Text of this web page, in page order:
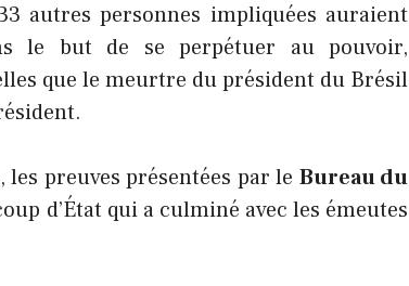
autres personnes impliquées auraient
le but de se perpétuer au pouvoir,
que le meurtre du président du Brésil
preuves présentées par le Bureau du
d’État qui a culminé avec les émeutes